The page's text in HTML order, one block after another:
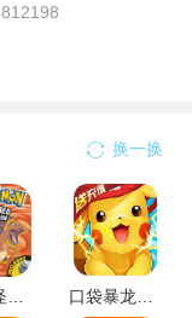
换一换